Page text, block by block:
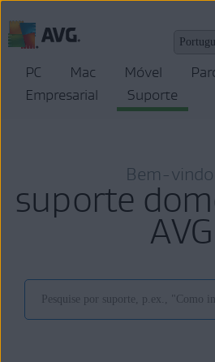
PC Mac Móvel
Empresarial
Suporte
Bem-
suporte
AVG